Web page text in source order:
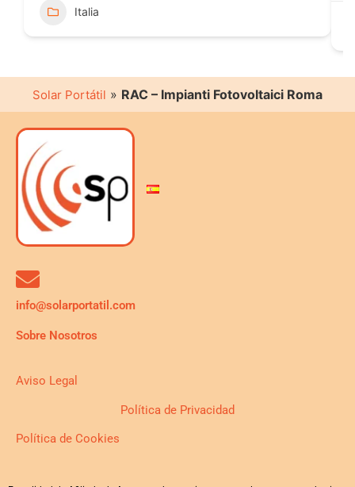
Italia
Solar Portátil » RAC – Impianti Fotovoltaici Roma
info@solarportatil.com
Sobre Nosotros
Aviso Legal
Política de Privacidad
Política de Cookies